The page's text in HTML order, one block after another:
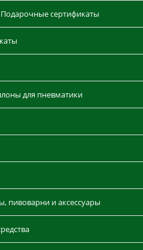
сертификаты
для пневматики
пивоварни и аксессуары